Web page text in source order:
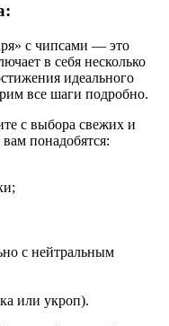
с чипсами — это
в себя несколько
идеального
все шаги подробно.
с выбора свежих и
понадобятся:
с нейтральным
или укроп).